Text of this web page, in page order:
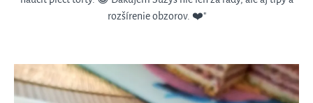
rozšírenie obzorov. ❤️"